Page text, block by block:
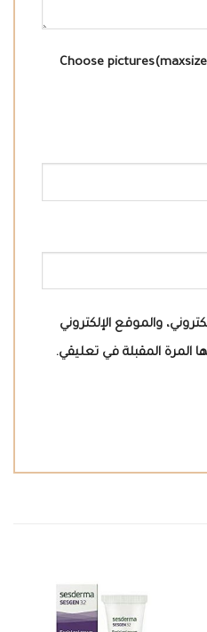
Choose
والموقع الإلكتروني
المرة المقبلة في تعليقي.